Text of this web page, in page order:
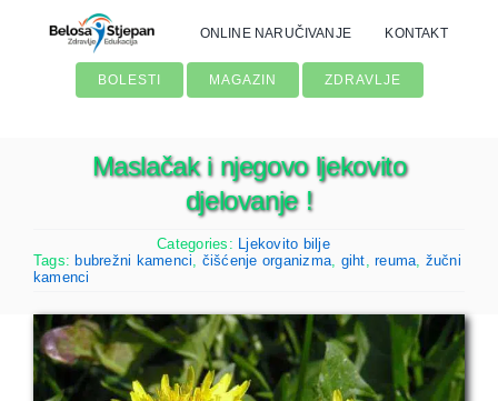
ONLINE NARUČIVANJE KONTAKT
BOLESTI MAGAZIN ZDRAVLJE
Maslačak i njegovo ljekovito
djelovanje !
Categories: Ljekovito bilje
Tags:bubrežni kamenci čišćenje organizma giht ,reuma žučni
kamenci